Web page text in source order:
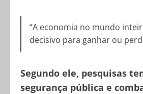
“A economia no mundo
decisivo para ganhar ou
Segundo ele, pesquisas
segurança pública e